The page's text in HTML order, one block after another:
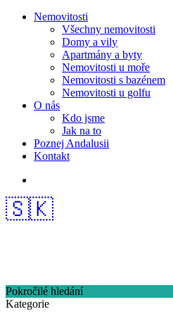
Nemovitosti
Všechny nemovitosti
Domy a vily
Apartmány a byty
Nemovitosti u moře
Nemovitosti s bazénem
Nemovitosti u golfu
O nás
Kdo jsme
Jak na to
Poznej Andalusii
Kontakt
🇸🇰
Pokročilé hledání
Kategorie